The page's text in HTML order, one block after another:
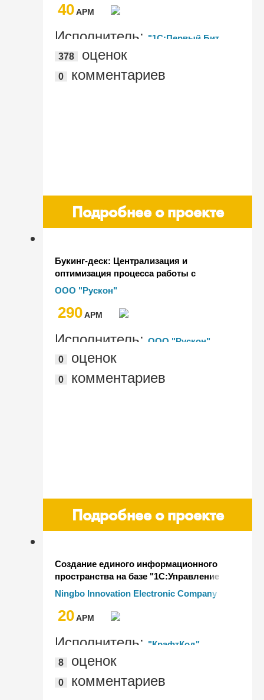
"Регионинвест"
40AРМ
Исполнитель: "1С:Первый Бит,
Новосибирск Маяковский"
378 оценок
0 комментариев
Подробнее о проекте
Букинг-деск: Централизация и
оптимизация процесса работы с
заявками на морскую перевозку по
всем бассейнам присутствия Группы
Компаний "Рускон"
ООО "Рускон"
290AРМ
Исполнитель: ООО "Рускон"
0
оценок
0 комментариев
Подробнее о проекте
Создание единого информационного
пространства на базе "1С:Управление
торговлей 8" ред. 11.5 для Ningbo
Innovation Electronic Company Limited
Ningbo Innovation Electronic Company
20AРМ
Исполнитель: "КрафтКод"
8
оценок
0 комментариев